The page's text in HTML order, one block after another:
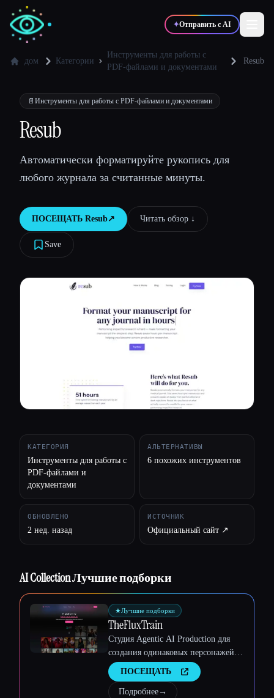
✦Отправить с AI
💻Разработчики
🎓 Студенты 🎬 Креаторы
Блог
дом Категории
Инструменты для работы с
PDF-файлами и документами
Resub
📄 Инструменты для работы с PDF-файлами и документами
Resub
Автоматически форматируйте рукопись для
любого журнала за считанные минуты.
ПОСЕЩАТЬ Resub↗︎ Читать обзор ↓︎
Save
КАТЕГОРИЯ
Инструменты для работы с
PDF-файлами и
документами
АЛЬТЕРНАТИВЫ
6 похожих инструментов
ОБНОВЛЕНО
2 нед. назад
ИСТОЧНИК
Официальный сайт ↗︎
AI Collection Лучшие подборки
★Лучшие подборки
TheFluxTrain
Студия Agentic AI Production для
создания одинаковых персонажей,
рабочих процессов и видео
ПОСЕЩАТЬ
Подробнее→